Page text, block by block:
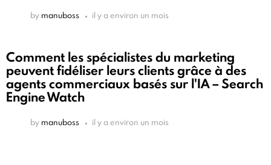
by manuboss il y a environ un mois
Comment les spécialistes du marketing
peuvent fidéliser leurs clients grâce à des
agents commerciaux basés sur l'IA – Search
Engine Watch
by manuboss il y a environ un mois